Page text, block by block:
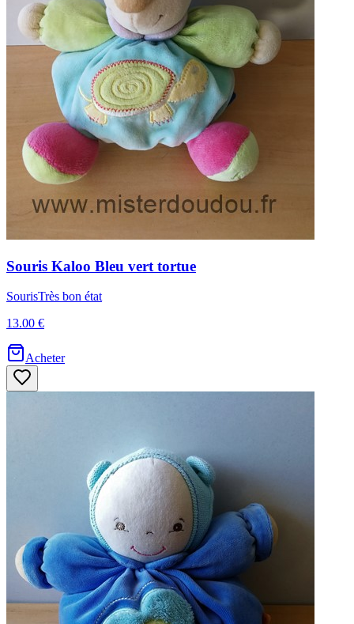
Souris Kaloo Bleu vert tortue
SourisTrès bon état
13.00 €
Acheter